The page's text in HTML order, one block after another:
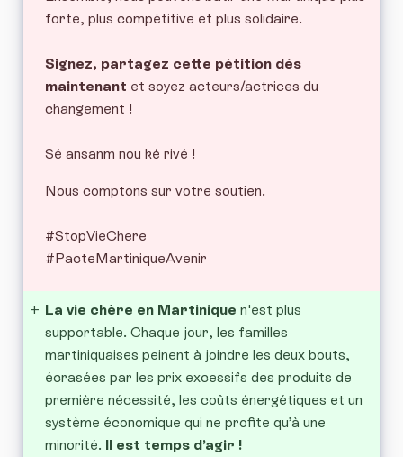
forte, plus compétitive et plus solidaire.
Signez, partagez cette pétition dès
maintenant et soyez acteurs/actrices du
changement !
Sé ansanm nou ké rivé !
Nous comptons sur votre soutien.
#StopVieChere
#PacteMartiniqueAvenir
+ La vie chère en Martinique n'est plus
supportable. Chaque jour, les familles
martiniquaises peinent à joindre les deux bouts,
écrasées par les prix excessifs des produits de
première nécessité, les coûts énergétiques et un
système économique qui ne profite qu’à une
minorité. Il est temps d’agir !